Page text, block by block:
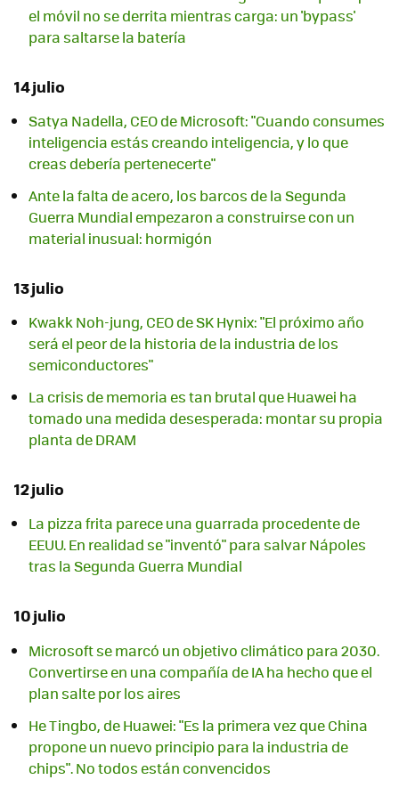
el móvil no se derrita mientras carga: un 'bypass'
para saltarse la batería
14 julio
Satya Nadella, CEO de Microsoft: "Cuando consumes
inteligencia estás creando inteligencia, y lo que
creas debería pertenecerte"
Ante la falta de acero, los barcos de la Segunda
Guerra Mundial empezaron a construirse con un
material inusual: hormigón
13 julio
Kwakk Noh-jung, CEO de SK Hynix: "El próximo año
será el peor de la historia de la industria de los
semiconductores"
La crisis de memoria es tan brutal que Huawei ha
tomado una medida desesperada: montar su propia
planta de DRAM
12 julio
La pizza frita parece una guarrada procedente de
EEUU. En realidad se "inventó" para salvar Nápoles
tras la Segunda Guerra Mundial
10 julio
Microsoft se marcó un objetivo climático para 2030.
Convertirse en una compañía de IA ha hecho que el
plan salte por los aires
He Tingbo, de Huawei: "Es la primera vez que China
propone un nuevo principio para la industria de
chips". No todos están convencidos